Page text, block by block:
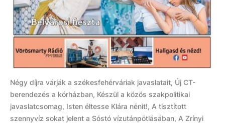
Négy díjra várják a székesfehérváriak javaslatait, Új CT-
berendezés a kórházban, Készül a közös szakpolitikai
javaslatcsomag, Isten éltesse Klára nénit!, A tisztított
szennyvíz sokat jelent a Sóstó vízutánpótlásában, A Zrínyi